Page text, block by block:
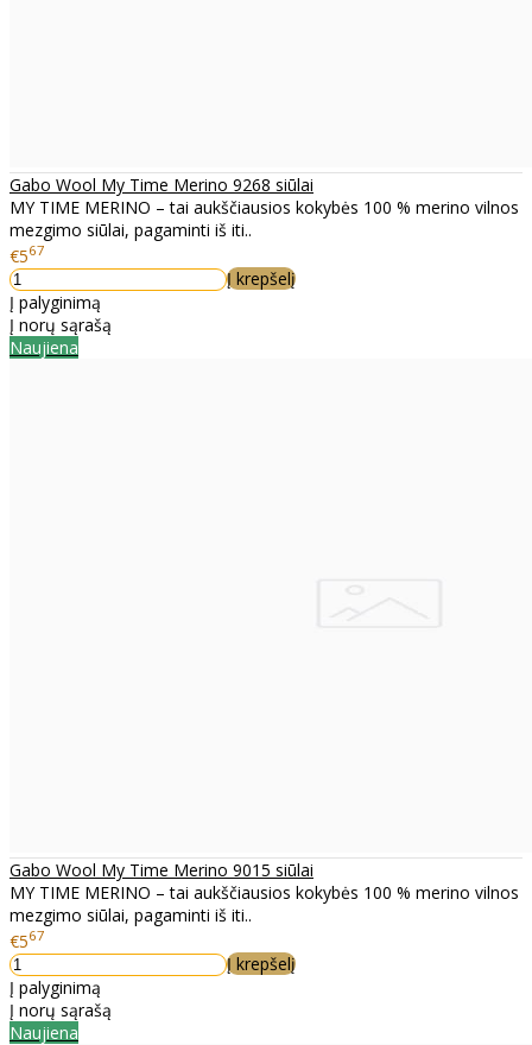
Gabo Wool My Time Merino 9268 siūlai
MY TIME MERINO – tai aukščiausios kokybės 100 % merino vilnos
mezgimo siūlai, pagaminti iš iti..
€567
Į krepšelį
Į palyginimą
Į norų sąrašą
Naujiena
Gabo Wool My Time Merino 9015 siūlai
MY TIME MERINO – tai aukščiausios kokybės 100 % merino vilnos
mezgimo siūlai, pagaminti iš iti..
€567
Į krepšelį
Į palyginimą
Į norų sąrašą
Naujiena